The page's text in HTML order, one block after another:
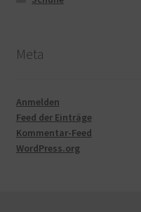
Meta
Anmelden
Feed der Einträge
Kommentar-Feed
WordPress.org